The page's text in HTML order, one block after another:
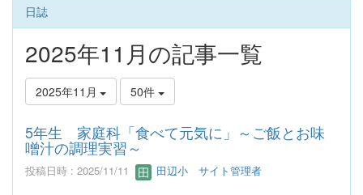
日誌
2025年11月の記事一覧
2025年11月 50件
5年生 家庭科「食べて元気に」～ご飯とお味
噌汁の調理実習～
投稿日時 : 2025/11/11 田辺小 サイト管理者